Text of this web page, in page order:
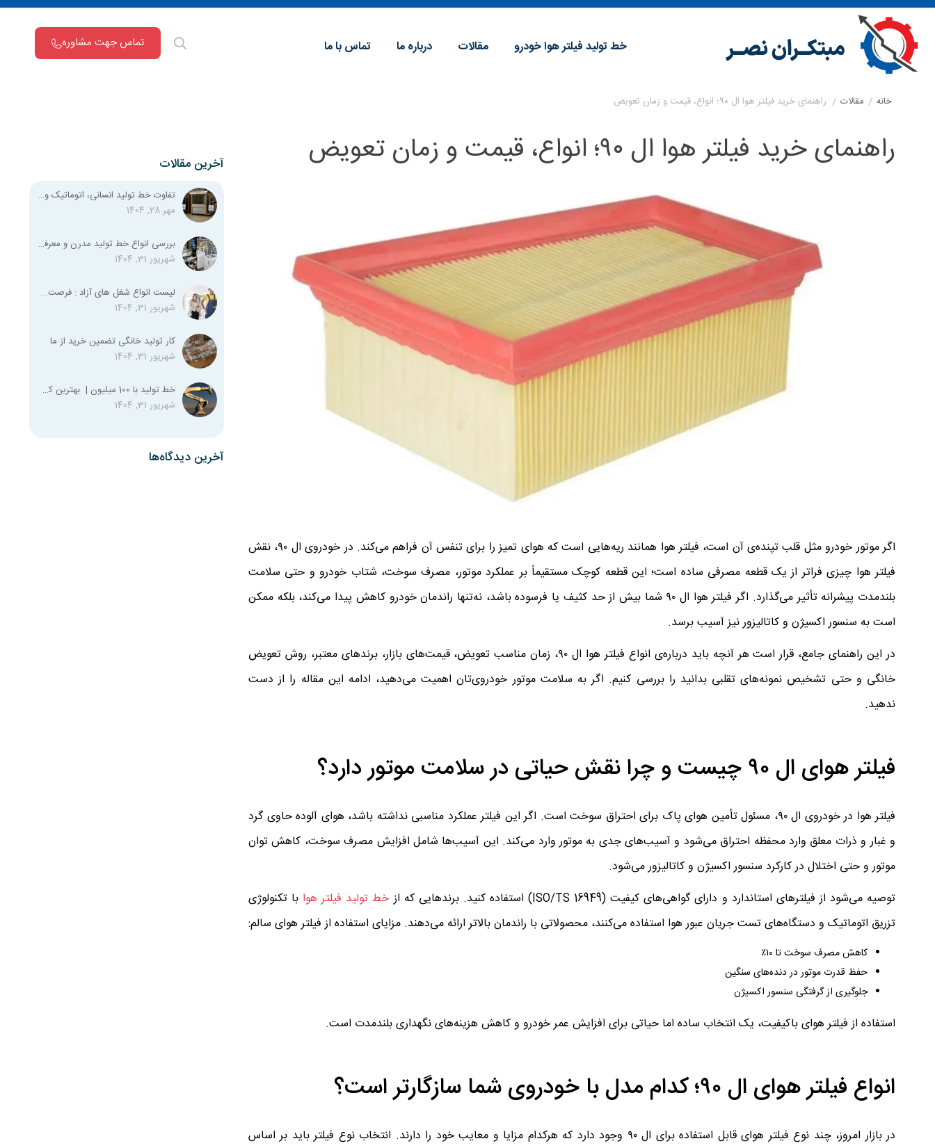
خط تولید فیلتر هوا خودرو مقالات درباره ما تماس با ما تماس جهت مشاوره
خانه / مقالات / راهنمای خرید فیلتر هوا ال ۹۰؛ انواع، قیمت و زمان تعویض
راهنمای خرید فیلتر هوا ال ۹۰؛ انواع، قیمت و زمان تعویض
اگر موتور خودرو مثل قلب تپنده‌ی آن است، فیلتر هوا همانند ریه‌هایی است که هوای تمیز را برای تنفس آن فراهم می‌کند. در خودروی ال ۹۰، نقش
فیلتر هوا چیزی فراتر از یک قطعه مصرفی ساده است؛ این قطعه کوچک مستقیماً بر عملکرد موتور، مصرف سوخت، شتاب خودرو و حتی سلامت
بلندمدت پیشرانه تأثیر می‌گذارد. اگر فیلتر هوا ال ۹۰ شما بیش‌ از حد کثیف یا فرسوده باشد، نه‌تنها راندمان خودرو کاهش پیدا می‌کند، بلکه ممکن
است به سنسور اکسیژن و کاتالیزور نیز آسیب برسد.
در این راهنمای جامع، قرار است هر آنچه باید درباره‌ی انواع فیلتر هوا ال ۹۰، زمان مناسب تعویض، قیمت‌های بازار، برندهای معتبر، روش تعویض
خانگی و حتی تشخیص نمونه‌های تقلبی بدانید را بررسی کنیم. اگر به سلامت موتور خودروی‌تان اهمیت می‌دهید، ادامه این مقاله را از دست
ندهید.
فیلتر هوای ال ۹۰ چیست و چرا نقش حیاتی در سلامت موتور دارد؟
فیلتر هوا در خودروی ال ۹۰، مسئول تأمین هوای پاک برای احتراق سوخت است. اگر این فیلتر عملکرد مناسبی نداشته باشد، هوای آلوده حاوی گرد
و غبار و ذرات معلق وارد محفظه احتراق می‌شود و آسیب‌های جدی به موتور وارد می‌کند. این آسیب‌ها شامل افزایش مصرف سوخت، کاهش توان
موتور و حتی اختلال در کارکرد سنسور اکسیژن و کاتالیزور می‌شود.
توصیه می‌شود از فیلترهای استاندارد و دارای گواهی‌های کیفیت (ISO/TS 16949) استفاده کنید. برندهایی که از
خط تولید فیلتر هوا با تکنولوژی
تزریق اتوماتیک و دستگاه‌های تست جریان عبور هوا استفاده می‌کنند، محصولاتی با راندمان بالاتر ارائه می‌دهند. مزایای استفاده از فیلتر هوای سالم:
کاهش مصرف سوخت تا ۱۰٪
حفظ قدرت موتور در دنده‌های سنگین
جلوگیری از گرفتگی سنسور اکسیژن
استفاده از فیلتر هوای باکیفیت، یک انتخاب ساده اما حیاتی برای افزایش عمر خودرو و کاهش هزینه‌های نگهداری بلندمدت است.
انواع فیلتر هوای ال ۹۰؛ کدام مدل با خودروی شما سازگارتر است؟
در بازار امروز، چند نوع فیلتر هوای قابل استفاده برای ال ۹۰ وجود دارد که هرکدام مزایا و معایب خود را دارند. انتخاب نوع فیلتر باید بر اساس
آخرین مقالات
تفاوت خط تولید انسانی، اتوماتیک و نیمه اتوماتیک چیست؟
مهر 28, 1404
بررسی انواع خط تولید مدرن و معرفی تمامی استانداردهای لازم
شهریور 31, 1404
لیست انواع شغل‌ های آزاد : فرصت‌های شغلی متنوع برای همه
شهریور 31, 1404
کار تولید خانگی تضمین خرید از ما
شهریور 31, 1404
خط تولید با 100 میلیون | بهترین کسب و کار با صد میلیون
شهریور 31, 1404
آخرین دیدگاه‌ها